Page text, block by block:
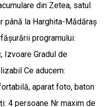
din Zetea, satul
până la Harghita-Mădăraș
programului:
Izvoare Gradul de
Ce aducem:
aparat foto, baton
4 persoane Nr maxim de